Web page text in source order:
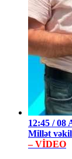
12:45 / 08
Millət
– VİDEO